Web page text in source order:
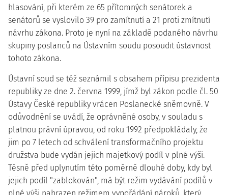
hlasování, při kterém ze 65 přítomných senátorek a
senátorů se vyslovilo 39 pro zamítnutí a 21 proti zmítnutí
návrhu zákona. Proto je nyní na základě podaného návrhu
skupiny poslanců na Ústavním soudu posoudit ústavnost
tohoto zákona.
Ústavní soud se též seznámil s obsahem přípisu prezidenta
republiky ze dne 2. června 1999, jímž byl zákon podle čl. 50
Ústavy České republiky vrácen Poslanecké sněmovně. V
odůvodnění se uvádí, že oprávněné osoby, v souladu s
platnou právní úpravou, od roku 1992 předpokládaly, že
jim po 7 letech od schválení transformačního projektu
družstva bude vydán jejich majetkový podíl v plné výši.
Těsně před uplynutím této poměrně dlouhé doby, kdy byl
jejich podíl "zablokován", má být režim vydávání podílů v